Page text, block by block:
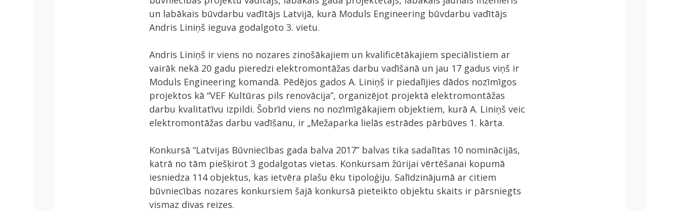
un labākais būvdarbu vadītājs Latvijā, kurā Moduls Engineering būvdarbu vadītājs
Andris Liniņš ieguva godalgoto 3. vietu.
Andris Liniņš ir viens no nozares zinošākajiem un kvalificētākajiem speciālistiem ar
vairāk nekā 20 gadu pieredzi elektromontāžas darbu vadīšanā un jau 17 gadus viņš ir
Moduls Engineering komandā. Pēdējos gados A. Liniņš ir piedalījies dādos nozīmīgos
projektos kā “VEF Kultūras pils renovācija”, organizējot projektā elektromontāžas
darbu kvalitatīvu izpildi. Šobrīd viens no nozīmīgākajiem objektiem, kurā A. Liniņš veic
elektromontāžas darbu vadīšanu, ir „Mežaparka lielās estrādes pārbūves 1. kārta.
Konkursā “Latvijas Būvniecības gada balva 2017” balvas tika sadalītas 10 nominācijās,
katrā no tām piešķirot 3 godalgotas vietas. Konkursam žūrijai vērtēšanai kopumā
iesniedza 114 objektus, kas ietvēra plašu ēku tipoloģiju. Salīdzinājumā ar citiem
būvniecības nozares konkursiem šajā konkursā pieteikto objektu skaits ir pārsniegts
vismaz divas reizes.